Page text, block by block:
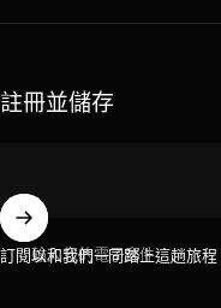
註冊並儲存
輸入您的電子郵件
訂閱以和我們一同踏上這趟旅程